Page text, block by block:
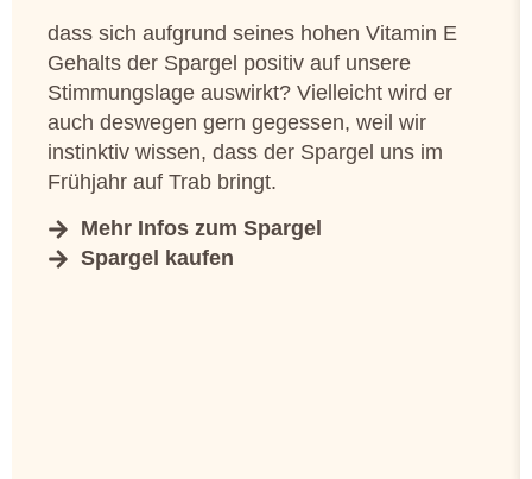
dass sich aufgrund seines hohen Vitamin E
Gehalts der Spargel positiv auf unsere
Stimmungslage auswirkt? Vielleicht wird er
auch deswegen gern gegessen, weil wir
instinktiv wissen, dass der Spargel uns im
Frühjahr auf Trab bringt.
Mehr Infos zum Spargel
Spargel kaufen